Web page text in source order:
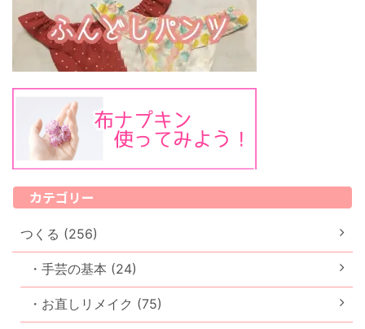
カテゴリー
つくる (256)
・手芸の基本 (24)
・お直しリメイク (75)